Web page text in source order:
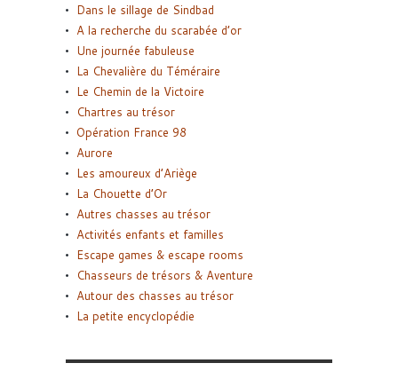
Dans le sillage de Sindbad
A la recherche du scarabée d’or
Une journée fabuleuse
La Chevalière du Téméraire
Le Chemin de la Victoire
Chartres au trésor
Opération France 98
Aurore
Les amoureux d’Ariège
La Chouette d’Or
Autres chasses au trésor
Activités enfants et familles
Escape games & escape rooms
Chasseurs de trésors & Aventure
Autour des chasses au trésor
La petite encyclopédie